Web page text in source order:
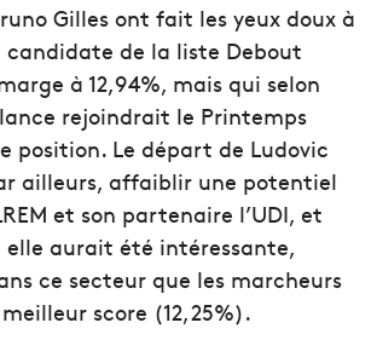
Gilles ont fait les yeux doux à
candidate de la liste Debout
à 12,94%, mais qui selon
rejoindrait le Printemps
position. Le départ de Ludovic
ailleurs, affaiblir une potentiel
et son partenaire l’UDI, et
elle aurait été intéressante,
ce secteur que les marcheurs
score (12,25%).